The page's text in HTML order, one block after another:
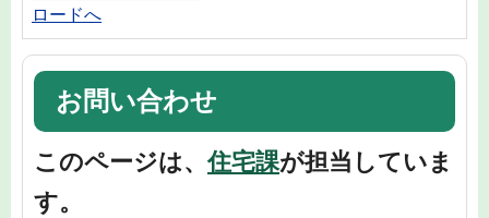
ロードへ
お問い合わせ
このページは、住宅課が担当していま
す。